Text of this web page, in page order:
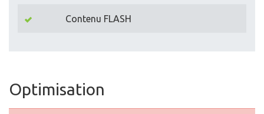
Contenu FLASH
Optimisation